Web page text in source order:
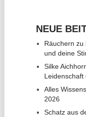
NEUE
Räuchern zu
und deine
Silke
Leidenschaft
Alles
2026
Schatz aus